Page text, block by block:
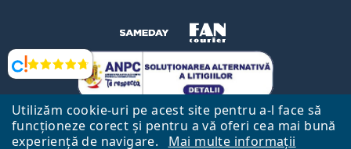
Utilizăm cookie-uri pe acest site pentru a-l face să
funcționeze corect și pentru a vă oferi cea mai bună
experiență de navigare.
Mai multe informații
Opinii